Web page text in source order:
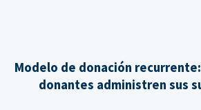
Modelo de donación
donantes administren sus